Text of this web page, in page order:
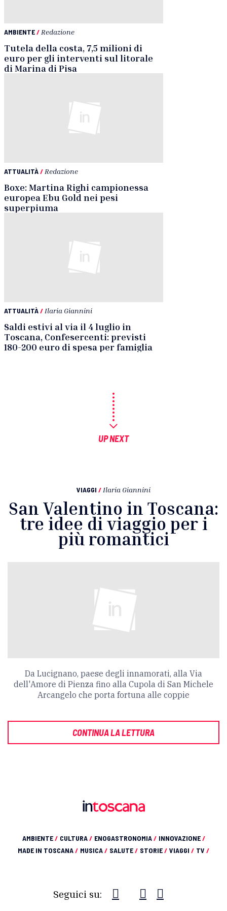
AMBIENTE/ Redazione
Tutela della costa, 7,5 milioni di
euro per gli interventi sul litorale
di Marina di Pisa
ATTUALITÀ/ Redazione
Boxe: Martina Righi campionessa
europea Ebu Gold nei pesi
superpiuma
ATTUALITÀ/ Ilaria Giannini
Saldi estivi al via il 4 luglio in
Toscana, Confesercenti: previsti
180-200 euro di spesa per famiglia
UP NEXT
VIAGGI / Ilaria Giannini
San Valentino in Toscana:
tre idee di viaggio per i
più romantici
Da Lucignano, paese degli innamorati, alla Via
dell'Amore di Pienza fino alla Cupola di San Michele
Arcangelo che porta fortuna alle coppie
CONTINUA LA LETTURA
AMBIENTE/ CULTURA/ ENOGASTRONOMIA/ INNOVAZIONE/
MADE IN TOSCANA/ MUSICA/ SALUTE/ STORIE/ VIAGGI / TV /
Seguici su: